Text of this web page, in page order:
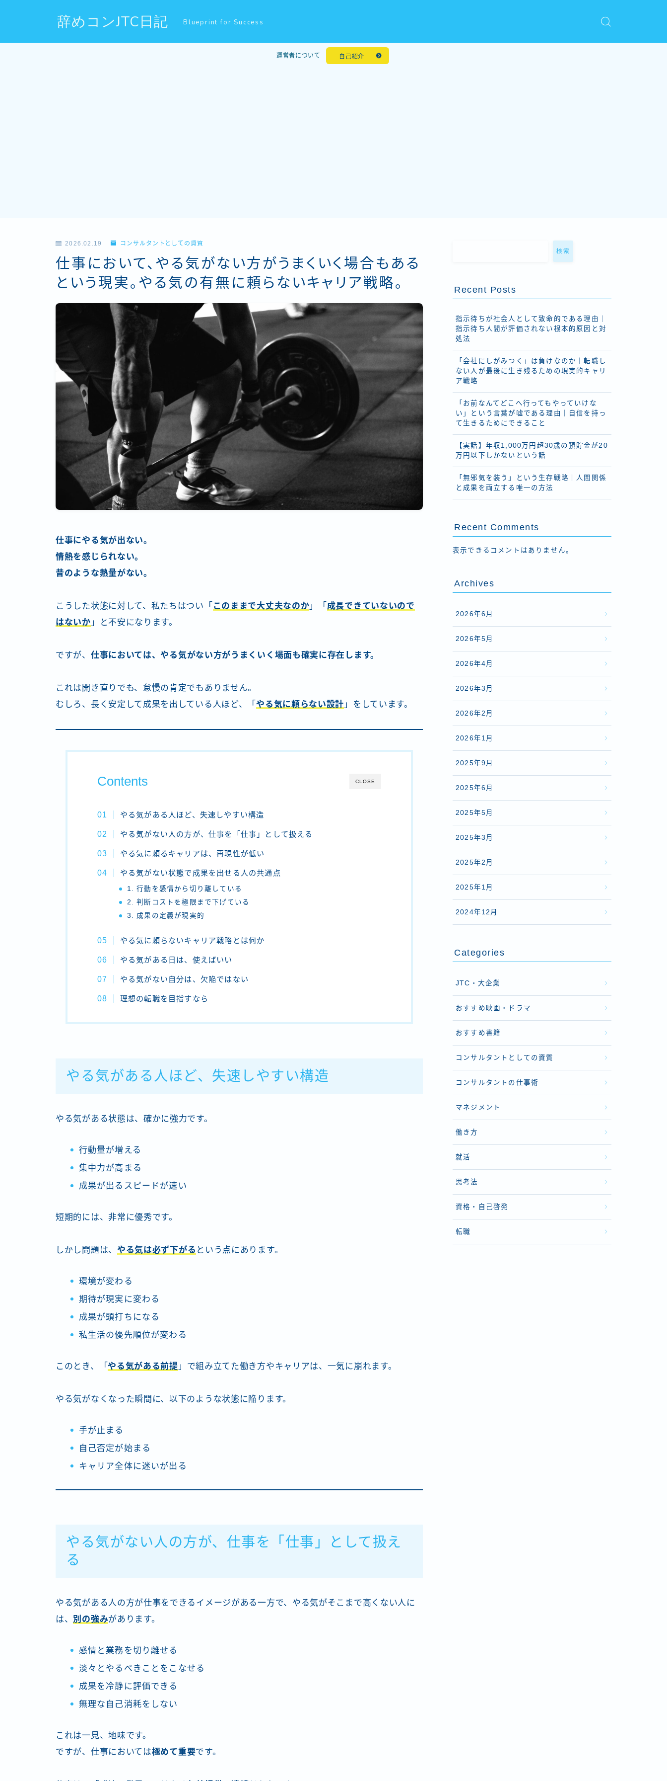
辞めコンJTC日記 Blueprint for Success
運営者について 自己紹介
2026.02.19 コンサルタントとしての資質
仕事において、やる気がない方がうまくいく場合もある
という現実。やる気の有無に頼らないキャリア戦略。
仕事にやる気が出ない。
情熱を感じられない。
昔のような熱量がない。
こうした状態に対して、私たちはつい「 このままで大丈夫なのか 」「 成長できていないので
はないか 」と不安になります。
ですが、 仕事においては、やる気がない方がうまくいく場面も確実に存在します。
これは開き直りでも、怠慢の肯定でもありません。
むしろ、長く安定して成果を出している人ほど、「やる気に頼らない設計 」をしています。
CLOSE
Contents
やる気がある人ほど、失速しやすい構造
やる気がない人の方が、仕事を「仕事」として扱える
やる気に頼るキャリアは、再現性が低い
やる気がない状態で成果を出せる人の共通点
1. 行動を感情から切り離している
2. 判断コストを極限まで下げている
3. 成果の定義が現実的
やる気に頼らないキャリア戦略とは何か
やる気がある日は、使えばいい
やる気がない自分は、欠陥ではない
理想の転職を目指すなら
やる気がある人ほど、失速しやすい構造
やる気がある状態は、確かに強力です。
行動量が増える
集中力が高まる
成果が出るスピードが速い
短期的には、非常に優秀です。
しかし問題は、 やる気は必ず下がる という点にあります。
環境が変わる
期待が現実に変わる
成果が頭打ちになる
私生活の優先順位が変わる
このとき、「やる気がある前提 」で組み立てた働き方やキャリアは、一気に崩れます。
やる気がなくなった瞬間に、以下のような状態に陥ります。
手が止まる
自己否定が始まる
キャリア全体に迷いが出る
やる気がない人の方が、仕事を「仕事」として扱え
る
やる気がある人の方が仕事をできるイメージがある一方で、やる気がそこまで高くない人に
は、 別の強みがあります。
感情と業務を切り離せる
淡々とやるべきことをこなせる
成果を冷静に評価できる
無理な自己消耗をしない
これは一見、地味です。
ですが、仕事においては極めて重要です。
検索
Recent Posts
指示待ちが社会人として致命的である理由｜
指示待ち人間が評価されない根本的原因と対
処法
「会社にしがみつく」は負けなのか｜転職し
ない人が最後に生き残るための現実的キャリ
ア戦略
「お前なんてどこへ行ってもやっていけな
い」という言葉が嘘である理由｜自信を持っ
て生きるためにできること
【実話】年収1,000万円超30歳の預貯金が20
万円以下しかないという話
「無邪気を装う」という生存戦略｜人間関係
と成果を両立する唯一の方法
Recent Comments
表示できるコメントはありません。
Archives
2026年6月
2026年5月
2026年4月
2026年3月
2026年2月
2026年1月
2025年9月
2025年6月
2025年5月
2025年3月
2025年2月
2025年1月
2024年12月
Categories
JTC・大企業
おすすめ映画・ドラマ
おすすめ書籍
コンサルタントとしての資質
コンサルタントの仕事術
マネジメント
働き方
就活
思考法
資格・自己啓発
転職